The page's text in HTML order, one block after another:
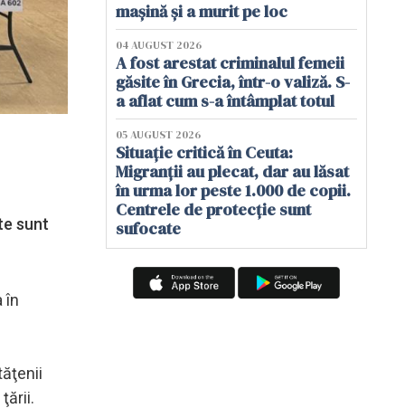
sunt
în
mașină și a murit pe loc
04 AUGUST 2026
A fost arestat criminalul femeii
găsite în Grecia, într-o valiză. S-
a aflat cum s-a întâmplat totul
05 AUGUST 2026
Situație critică în Ceuta:
Migranții au plecat, dar au lăsat
în urma lor peste 1.000 de copii.
Centrele de protecție sunt
sufocate